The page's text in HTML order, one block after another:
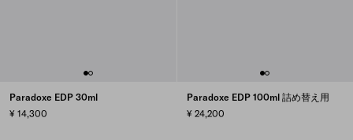
Paradoxe EDP 30ml
¥ 14,300
Paradoxe EDP 100ml 詰め替え用
¥ 24,200